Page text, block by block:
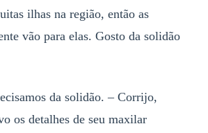
ilhas na região, então as
vão para elas. Gosto da solidão
da solidão. – Corrijo,
os detalhes de seu maxilar